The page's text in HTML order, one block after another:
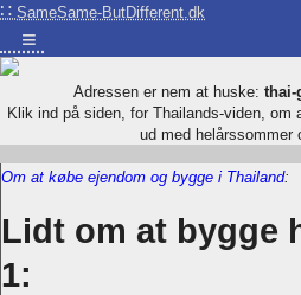
∷ SameSame-ButDifferent.dk
≡
Adressen er nem at huske: thai-
Klik ind på siden, for Thailands-viden,
ud med helårssommer
Om at købe ejendom og bygge i Thailand:
Lidt om at bygge
1: